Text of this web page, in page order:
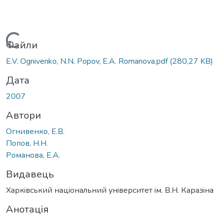
Вантажиться...
Файли
E.V. Ognivenko, N.N. Popov, E.A. Romanova.pdf(280,27 KB)
Дата
2007
Автори
Огнивенко, Е.В.
Попов, Н.Н.
Романова, Е.А.
Видавець
Харкiвський нацiональний унiверситет iм. В.Н. Каразiна
Анотація